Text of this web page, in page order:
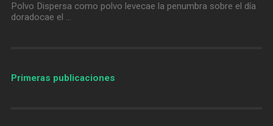
Polvo Dispersa como polvo levecae la penumbra sobre el día
doradocae el …
Primeras publicaciones